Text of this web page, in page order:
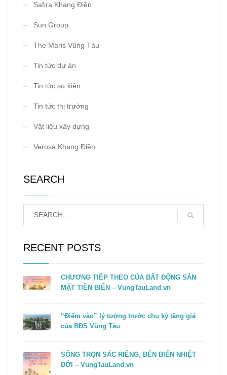
Safira Khang Điền
Sun Group
The Maris Vũng Tàu
Tin tức dự án
Tin tức sự kiện
Tin tức thị trường
Vật liệu xây dựng
Verosa Khang Điền
SEARCH
RECENT POSTS
CHƯƠNG TIẾP THEO CỦA BẤT ĐỘNG SẢN
MẶT TIỀN BIỂN – VungTauLand.vn
“Điểm vào” lý tưởng trước chu kỳ tăng giá
của BĐS Vũng Tàu
SỐNG TRỌN SẮC RIÊNG, BÊN BIỂN NHIỆT
ĐỚI – VungTauLand.vn